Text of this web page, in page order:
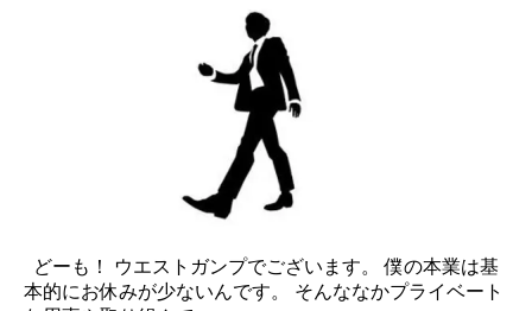
どーも！ ウエストガンプでございます。 僕の本業は基
本的にお休みが少ないんです。 そんななかプライベート